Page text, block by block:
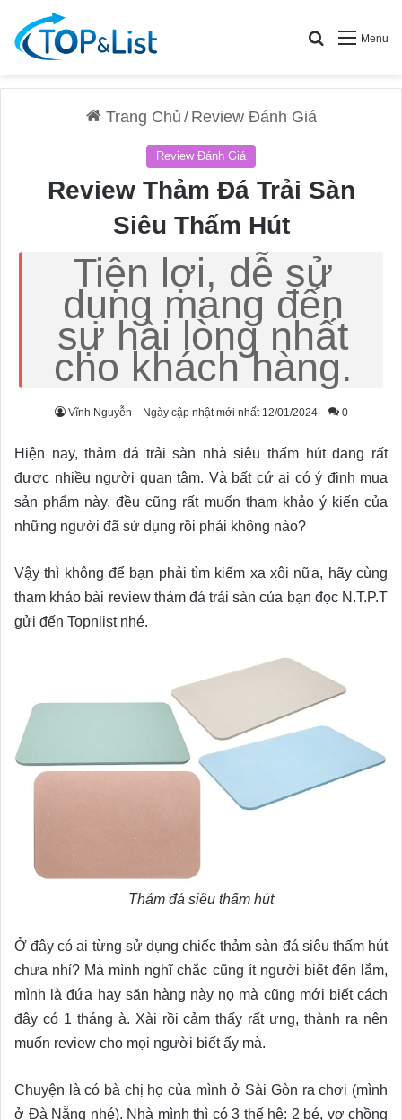
Menu
Search for
Trang Chủ / Review Đánh Giá
Review Đánh Giá
Review Thảm Đá Trải Sàn
Siêu Thấm Hút
Tiện lợi, dễ sử
dụng mang đến
sự hài lòng nhất
cho khách hàng.
Vĩnh Nguyễn Ngày cập nhật mới nhất 12/01/2024 0
Hiện nay, thảm đá trải sàn nhà siêu thấm hút đang rất
được nhiều người quan tâm. Và bất cứ ai có ý định mua
sản phẩm này, đều cũng rất muốn tham khảo ý kiến của
những người đã sử dụng rồi phải không nào?
Vậy thì không để bạn phải tìm kiếm xa xôi nữa, hãy cùng
tham khảo bài review thảm đá trải sàn của bạn đọc N.T.P.T
gửi đến Topnlist nhé.
Thảm đá siêu thấm hút
Ở đây có ai từng sử dụng chiếc thảm sàn đá siêu thấm hút
chưa nhỉ? Mà mình nghĩ chắc cũng ít người biết đến lắm,
mình là đứa hay săn hàng này nọ mà cũng mới biết cách
đây có 1 tháng à. Xài rồi cảm thấy rất ưng, thành ra nên
muốn review cho mọi người biết ấy mà.
Chuyện là có bà chị họ của mình ở Sài Gòn ra chơi (mình
ở Đà Nẵng nhé). Nhà mình thì có 3 thế hệ: 2 bé, vợ chồng